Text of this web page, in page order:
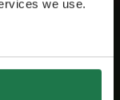
we use.